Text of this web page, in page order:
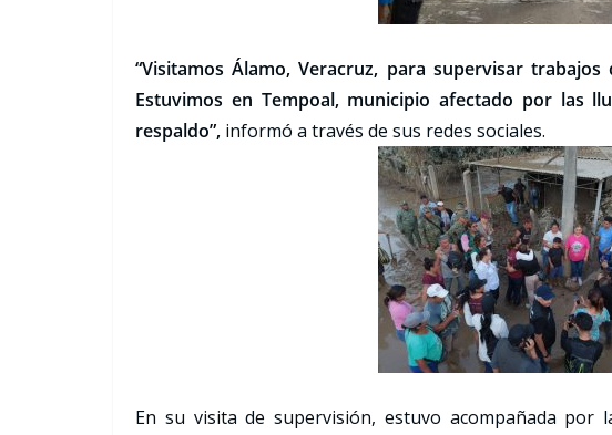
“Visitamos Álamo, Veracruz, para supervisar
Estuvimos en Tempoal, municipio afectado por las
respaldo”, informó a través de sus redes sociales.
En su visita de supervisión, estuvo acompañada por